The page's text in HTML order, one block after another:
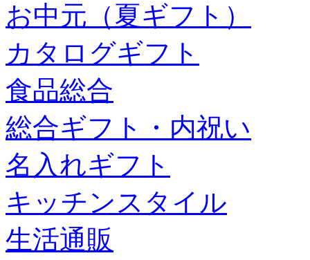
お中元（夏ギフト）
カタログギフト
食品総合
総合ギフト・内祝い
名入れギフト
キッチンスタイル
生活通販